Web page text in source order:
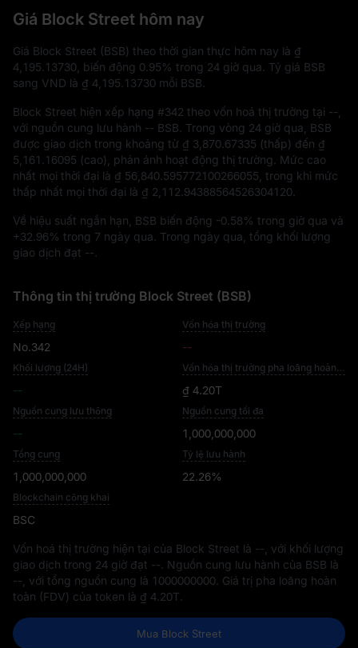
Giá Block Street hôm nay
Giá Block Street (BSB) theo thời gian thực hôm nay là ₫
4,195.13730 , biến động 0.95% trong 24 giờ qua. Tỷ giá BSB
sang VND là ₫ 4,195.13730 mỗi BSB.
Block Street hiện xếp hạng #342 theo vốn hoá thị trường tại --
với nguồn cung lưu hành -- BSB . Trong vòng 24 giờ qua, BSB
được giao dịch trong khoảng từ ₫ 3,870.67335 (thấp) đến ₫
5,161.16095 (cao), phản ánh hoạt động thị trường. Mức cao
nhất mọi thời đại là ₫ 56,840.595772100266055 , trong khi mức
thấp nhất mọi thời đại là ₫ 2,112.94388564526304120
Về hiệu suất ngắn hạn, BSB biến động -0.58% trong giờ qua và
+32.96% trong 7 ngày qua. Trong ngày qua, tổng khối lượng
giao dịch đạt --
Thông tin thị trường Block Street (BSB)
Xếp hạng
No.342
Vốn hóa thị trường
--
Khối lượng (24H)
--
Vốn hóa thị trường pha loãng hoàn toàn
₫ 4.20T
Nguồn cung lưu thông
--
Nguồn cung tối đa
1,000,000,000
Tổng cung
1,000,000,000
Tỷ lệ lưu hành
22.26%
Blockchain công khai
BSC
Vốn hoá thị trường hiện tại của Block Street là -- , với khối lượng
giao dịch trong 24 giờ đạt -- . Nguồn cung lưu hành của BSB là
-- , với tổng nguồn cung là 1000000000 . Giá trị pha loãng hoàn
toàn (FDV) của token là ₫ 4.20T
Mua Block Street